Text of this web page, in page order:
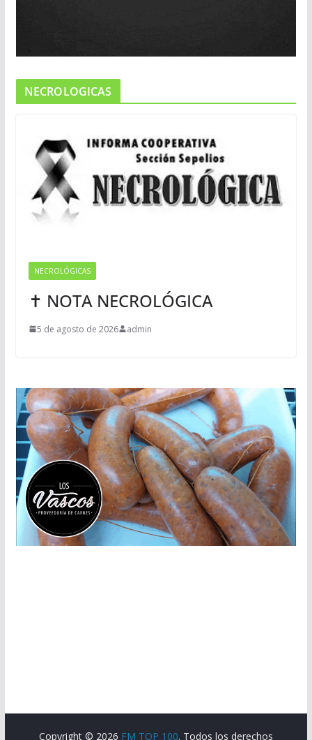
NECROLOGICAS
NECROLÓGICAS
✝ NOTA NECROLÓGICA
5 de agosto de 2026 admin
Copyright © 2026 FM TOP 100. Todos los derechos